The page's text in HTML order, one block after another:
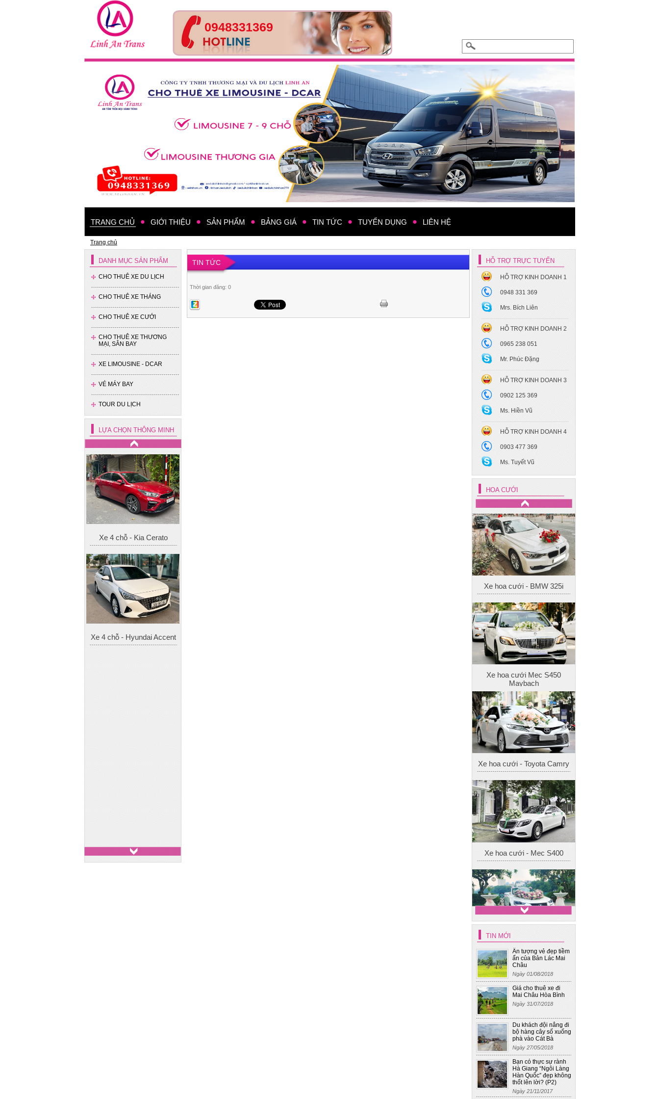
0948331369
TRANG CHỦ GIỚI THIỆU SẢN PHẨM BẢNG GIÁ TIN TỨC TUYỂN DỤNG LIÊN HỆ
Trang chủ
DANH MỤC SẢN PHẨM
CHO THUÊ XE DU LỊCH
CHO THUÊ XE THÁNG
CHO THUÊ XE CƯỚI
CHO THUÊ XE THƯƠNG
MẠI, SÂN BAY
XE LIMOUSINE - DCAR
VÉ MÁY BAY
TOUR DU LỊCH
LỰA CHỌN THÔNG MINH
Tour Huế- Đà Nẵng – Hội
An – 4 ngày 3 đêm
Tracomeco
Xe 35 chỗ - Thaco
Xe 4 chỗ - Kia Cerato
Xe 4 chỗ - Hyundai Accent
TIN TỨC
Thời gian đăng: 0
HỖ TRỢ TRỰC TUYẾN
HỖ TRỢ KINH DOANH 1
0948 331 369
Mrs. Bích Liên
HỖ TRỢ KINH DOANH 2
0965 238 051
Mr. Phúc Đặng
HỖ TRỢ KINH DOANH 3
0902 125 369
Ms. Hiền Vũ
HỖ TRỢ KINH DOANH 4
0903 477 369
Ms. Tuyết Vũ
HOA CƯỚI
Xe hoa cưới - BMW 325i
Xe hoa cưới Mec S450
Maybach
Xe hoa cưới - Toyota Camry
Xe hoa cưới - Mec S400
Xe cưới 4
TIN MỚI
Ấn tượng vẻ đẹp tiềm
ẩn của Bản Lác Mai
Châu
Ngày 01/08/2018
Giá cho thuê xe đi
Mai Châu Hòa Bình
Ngày 31/07/2018
Du khách đội nắng đi
bộ hàng cây số xuống
phà vào Cát Bà
Ngày 27/05/2018
Bạn có thực sự rành
Hà Giang “Ngôi Làng
Hàn Quốc” đẹp không
thốt lên lời? (P2)
Ngày 21/11/2017